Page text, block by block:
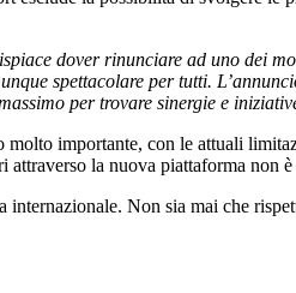
dover rinunciare ad uno dei
spettacolare per tutti.
per trovare sinergie e
importante, con le attuali
la nuova piattaforma non
Non sia mai che